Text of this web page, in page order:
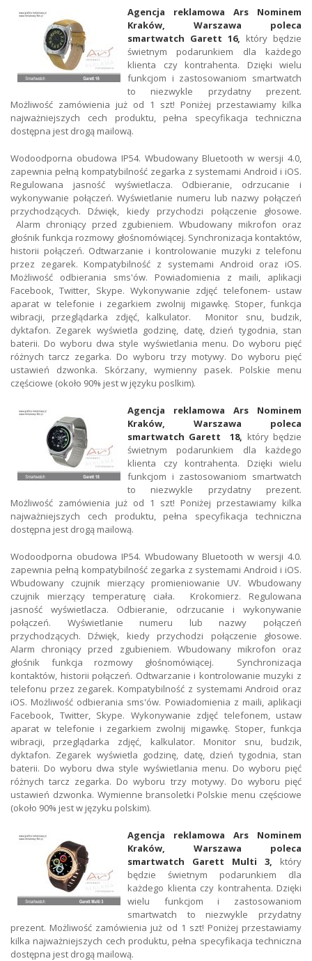
Agencja reklamowa Ars Nominem
Kraków, Warszawa poleca
smartwatch Garett 16, który będzie
świetnym podarunkiem dla każdego
klienta czy kontrahenta. Dzięki wielu
funkcjom i zastosowaniom smartwatch
to niezwykle przydatny prezent.
Możliwość zamówienia już od 1 szt! Poniżej przestawiamy kilka
najważniejszych cech produktu, pełna specyfikacja techniczna
dostępna jest drogą mailową.
Wodoodporna obudowa IP54. Wbudowany Bluetooth w wersji 4.0,
zapewnia pełną kompatybilność zegarka z systemami Android i iOS.
Regulowana jasność wyświetlacza. Odbieranie, odrzucanie i
wykonywanie połączeń. Wyświetlanie numeru lub nazwy połączeń
przychodzących. Dźwięk, kiedy przychodzi połączenie głosowe.
Alarm chroniący przed zgubieniem. Wbudowany mikrofon oraz
głośnik funkcja rozmowy głośnomówiącej. Synchronizacja kontaktów,
historii połączeń. Odtwarzanie i kontrolowanie muzyki z telefonu
przez zegarek. Kompatybilność z systemami Android oraz iOS.
Możliwość odbierania sms'ów. Powiadomienia z maili, aplikacji
Facebook, Twitter, Skype. Wykonywanie zdjęć telefonem- ustaw
aparat w telefonie i zegarkiem zwolnij migawkę. Stoper, funkcja
wibracji, przeglądarka zdjęć, kalkulator. Monitor snu, budzik,
dyktafon. Zegarek wyświetla godzinę, datę, dzień tygodnia, stan
baterii. Do wyboru dwa style wyświetlania menu. Do wyboru pięć
różnych tarcz zegarka. Do wyboru trzy motywy. Do wyboru pięć
ustawień dzwonka. Skórzany, wymienny pasek. Polskie menu
częściowe (około 90% jest w języku poslkim).
Agencja reklamowa Ars Nominem
Kraków, Warszawa poleca
smartwatch Garett 18, który będzie
świetnym podarunkiem dla każdego
klienta czy kontrahenta. Dzięki wielu
funkcjom i zastosowaniom smartwatch
to niezwykle przydatny prezent.
Możliwość zamówienia już od 1 szt! Poniżej przestawiamy kilka
najważniejszych cech produktu, pełna specyfikacja techniczna
dostępna jest drogą mailową.
Wodoodporna obudowa IP54. Wbudowany Bluetooth w wersji 4.0.
zapewnia pełną kompatybilność zegarka z systemami Android i iOS.
Wbudowany czujnik mierzący promieniowanie UV. Wbudowany
czujnik mierzący temperaturę ciała. Krokomierz. Regulowana
jasność wyświetlacza. Odbieranie, odrzucanie i wykonywanie
połączeń. Wyświetlanie numeru lub nazwy połączeń
przychodzących. Dźwięk, kiedy przychodzi połączenie głosowe.
Alarm chroniący przed zgubieniem. Wbudowany mikrofon oraz
głośnik funkcja rozmowy głośnomówiącej. Synchronizacja
kontaktów, historii połączeń. Odtwarzanie i kontrolowanie muzyki z
telefonu przez zegarek. Kompatybilność z systemami Android oraz
iOS. Możliwość odbierania sms'ów. Powiadomienia z maili, aplikacji
Facebook, Twitter, Skype. Wykonywanie zdjęć telefonem, ustaw
aparat w telefonie i zegarkiem zwolnij migawkę. Stoper, funkcja
wibracji, przeglądarka zdjęć, kalkulator. Monitor snu, budzik,
dyktafon. Zegarek wyświetla godzinę, datę, dzień tygodnia, stan
baterii. Do wyboru dwa style wyświetlania menu. Do wyboru pięć
różnych tarcz zegarka. Do wyboru trzy motywy. Do wyboru pięć
ustawień dzwonka. Wymienne bransoletki Polskie menu częściowe
(około 90% jest w języku polskim).
Agencja reklamowa Ars Nominem
Kraków, Warszawa poleca
smartwatch Garett Multi 3, który
będzie świetnym podarunkiem dla
każdego klienta czy kontrahenta. Dzięki
wielu funkcjom i zastosowaniom
smartwatch to niezwykle przydatny
prezent. Możliwość zamówienia już od 1 szt! Poniżej przestawiamy
kilka najważniejszych cech produktu, pełna specyfikacja techniczna
dostępna jest drogą mailową.